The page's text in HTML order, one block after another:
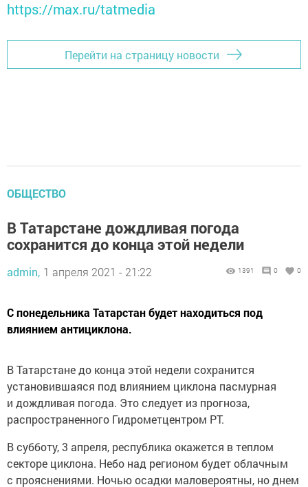
https://max.ru/tatmedia
Перейти на страницу новости
ОБЩЕСТВО
В Татарстане дождливая погода
сохранится до конца этой недели
admin, 1 апреля 2021 - 21:22 1391 0 0
С понедельника Татарстан будет находиться под
влиянием антициклона.
В Татарстане до конца этой недели сохранится
установившаяся под влиянием циклона пасмурная
и дождливая погода. Это следует из прогноза,
распространенного Гидрометцентром РТ.
В субботу, 3 апреля, республика окажется в теплом
секторе циклона. Небо над регионом будет облачным
с прояснениями. Ночью осадки маловероятны, но днем